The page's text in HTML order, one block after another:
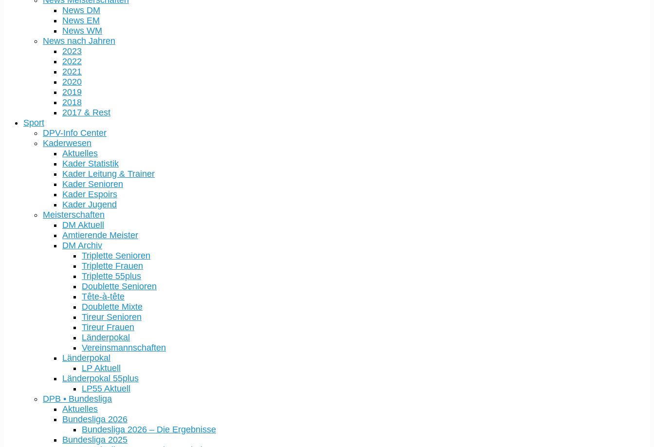
News DM
News EM
News WM
News nach Jahren
2023
2022
2021
2020
2019
2018
2017 & Rest
Sport
DPV-Info Center
Kaderwesen
Aktuelles
Kader Statistik
Kader Leitung & Trainer
Kader Senioren
Kader Espoirs
Kader Jugend
Meisterschaften
DM Aktuell
Amtierende Meister
DM Archiv
Triplette Senioren
Triplette Frauen
Triplette 55plus
Doublette Senioren
Tête-à-tête
Doublette Mixte
Tireur Senioren
Tireur Frauen
Länderpokal
Vereinsmannschaften
Länderpokal
LP Aktuell
Länderpokal 55plus
LP55 Aktuell
DPB • Bundesliga
Aktuelles
Bundesliga 2026
Bundesliga 2026 – Die Ergebnisse
Bundesliga 2025